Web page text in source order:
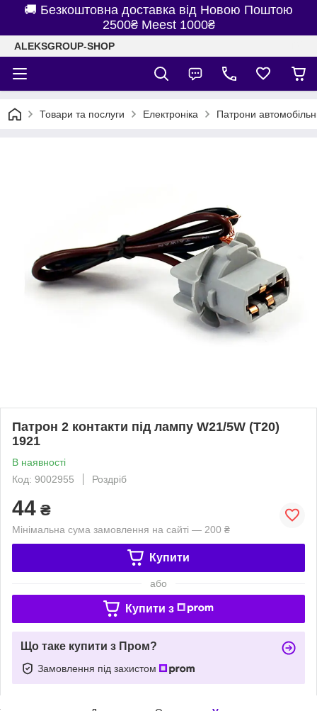
🚚 Безкоштовна доставка від Новою Поштою
2500₴ Meest 1000₴
ALEKSGROUP-SHOP
Товари та послуги Електроніка Патрони
Патрон 2 контакти під лампу W21/5W (T20)
1921
В наявності
Код: 9002955
Роздріб
44 ₴
Мінімальна сума замовлення на сайті — 200 ₴
Купити
або
Купити з
Що таке купити з Пром?
Замовлення під захистом